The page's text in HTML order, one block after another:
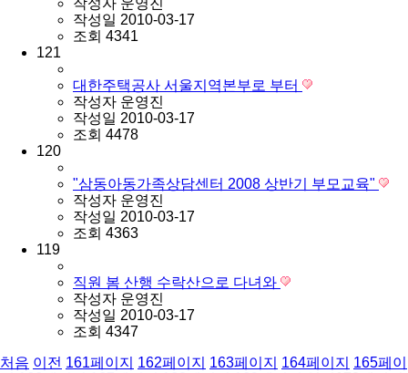
작성일 2010-03-17
조회 4341
121
대한주택공사 서울지역본부로 부터
작성자 운영진
작성일 2010-03-17
조회 4478
120
"삼동아동가족상담센터 2008 상반기 부모교육"
작성자 운영진
작성일 2010-03-17
조회 4363
119
직원 봄 산행 수락산으로 다녀와
작성자 운영진
작성일 2010-03-17
조회 4347
처음 이전 161페이지 162페이지 163페이지 164페이지 165페이